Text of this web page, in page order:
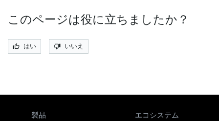
このページは役に立ちましたか？
はい いいえ
製品 エコシステム